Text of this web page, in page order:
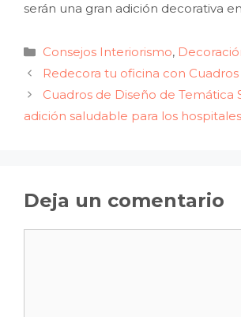
serán una gran adición decorativa
Categorías
Consejos Interiorismo,
Redecora tu oficina con
Cuadros de Diseño de Temática
adición saludable para los hospitales
Deja un comentario